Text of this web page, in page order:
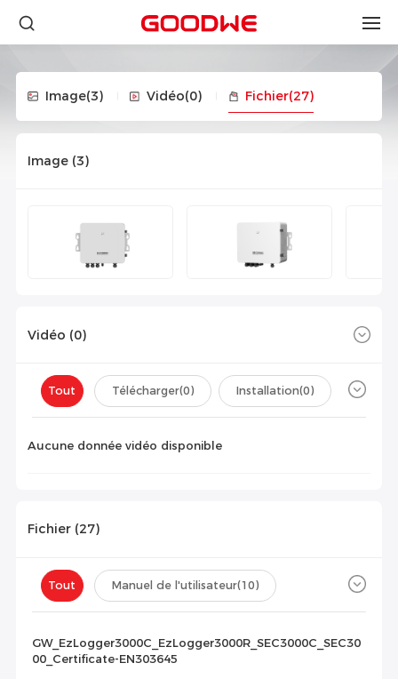
Image(3) Vidéo(0) Fichier(27)
Image (3)
Vidéo (0)
Tout Télécharger(0) Installation(0)
Aucune donnée vidéo disponible
Fichier (27)
Tout Manuel de l'utilisateur(10)
Liste de compatibilité
GW_EzLogger3000C_EzLogger3000R_SEC3000C_SEC30
00_Certificate-EN303645